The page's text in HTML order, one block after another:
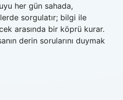
her gün sahada,
sorgulatır; bilgi ile
arasında bir köprü kurar.
derin sorularını duymak